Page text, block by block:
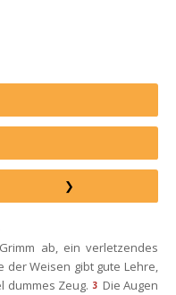
ab, ein verletzendes
der Weisen gibt gute Lehre,
dummes Zeug. 3 Die Augen